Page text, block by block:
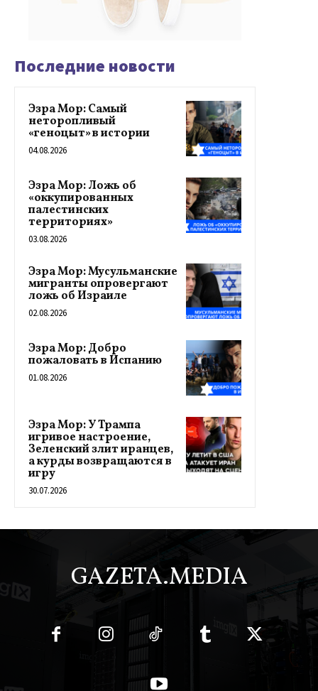
Последние новости
Эзра Мор: Самый
неторопливый
«геноцыт» в истории
04.08.2026
Эзра Мор: Ложь об
«оккупированных
палестинских
территориях»
03.08.2026
Эзра Мор: Мусульманские
мигранты опровергают
ложь об Израиле
02.08.2026
Эзра Мор: Добро
пожаловать в Испанию
01.08.2026
Эзра Мор: У Трампа
игривое настроение,
Зеленский злит иранцев,
а курды возвращаются в
игру
30.07.2026
GAZETA.MEDIA